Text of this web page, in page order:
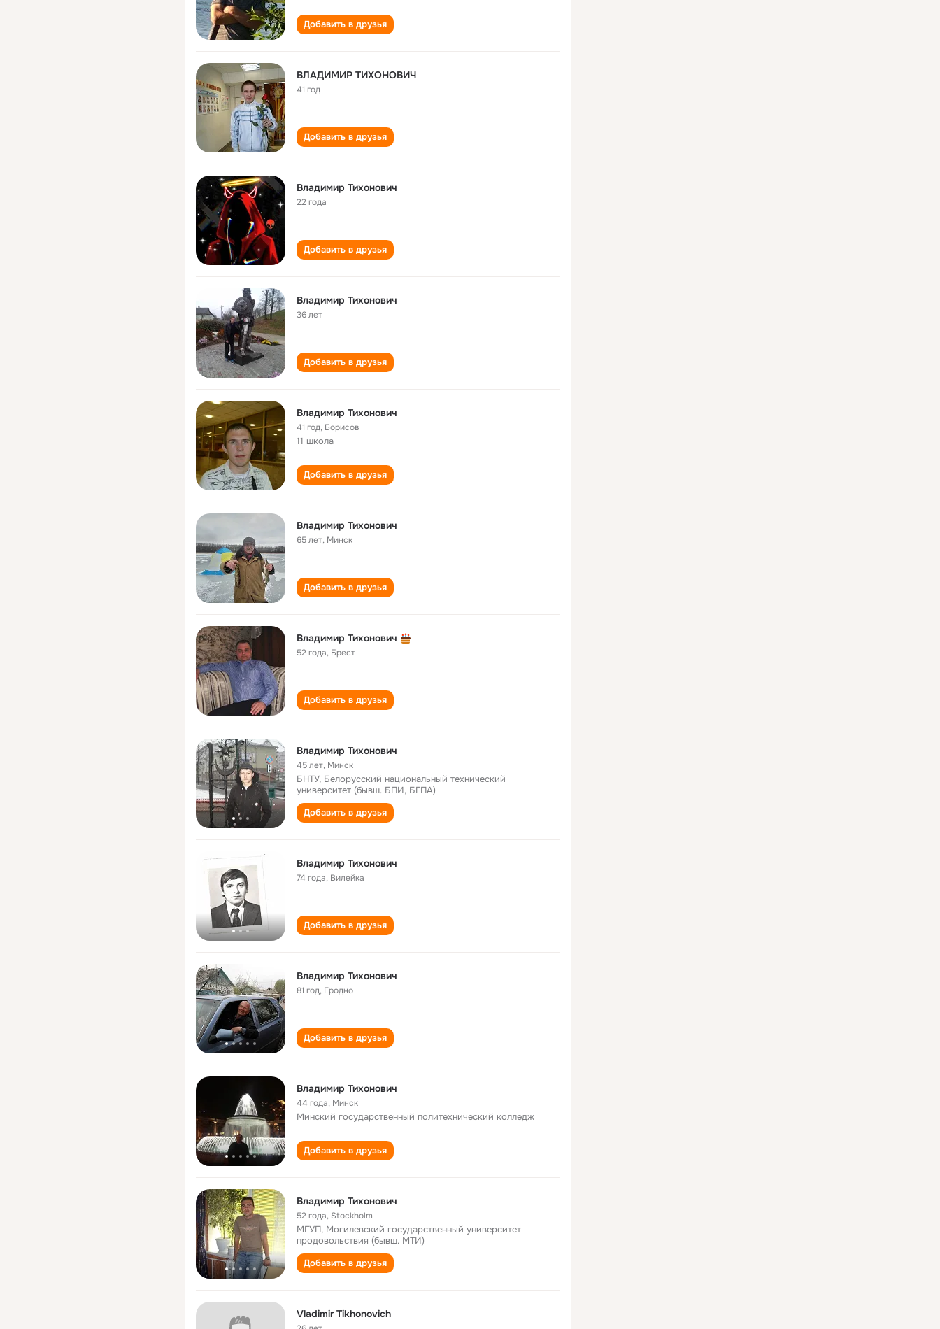
Добавить в друзья
ВЛАДИМИР ТИХОНОВИЧ
41 год
Добавить в друзья
Владимир Тихонович
22 года
Добавить в друзья
Владимир Тихонович
36 лет
Добавить в друзья
Владимир Тихонович
41 год, Борисов
11 школа
Добавить в друзья
Владимир Тихонович
65 лет, Минск
Добавить в друзья
Владимир Тихонович
52 года, Брест
Добавить в друзья
Владимир Тихонович
45 лет, Минск
БНТУ, Белорусский национальный технический
университет (бывш. БПИ, БГПА)
Добавить в друзья
Владимир Тихонович
74 года, Вилейка
Добавить в друзья
Владимир Тихонович
81 год, Гродно
Добавить в друзья
Владимир Тихонович
44 года, Минск
Минский государственный политехнический колледж
Добавить в друзья
Владимир Тихонович
52 года, Stockholm
МГУП, Могилевский государственный университет
продовольствия (бывш. МТИ)
Добавить в друзья
Vladimir Tikhonovich